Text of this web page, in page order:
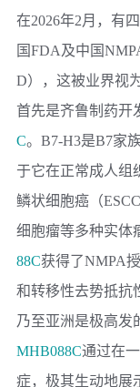
在2026年2月，有
国FDA及中国
D），这被业界视
首先是齐鲁制药开
C。B7-H3是B7家
于它在正常成人组
鳞状细胞癌（
细胞瘤等多种实体
88C获得了NMPA
和转移性去势抵抗
乃至亚洲是极高发
MHB088C通过在
症，极其生动地展